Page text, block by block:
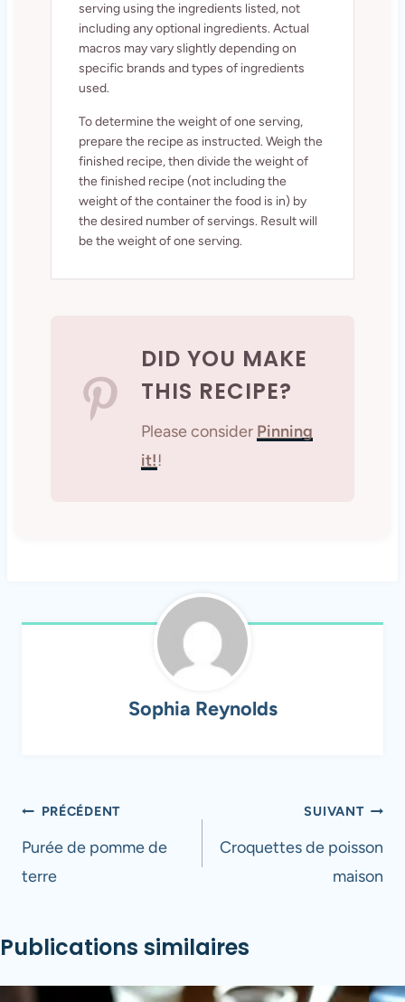
serving using the ingredients listed, not
including any optional ingredients. Actual
macros may vary slightly depending on
specific brands and types of ingredients
used.
To determine the weight of one serving,
prepare the recipe as instructed. Weigh the
finished recipe, then divide the weight of
the finished recipe (not including the
weight of the container the food is in) by
the desired number of servings. Result will
be the weight of one serving.
DID YOU MAKE
THIS RECIPE?
Please consider Pinning
it!!
Sophia Reynolds
Navigation
de
l’article
PRÉCÉDENT
Purée de pomme de
terre
SUIVANT
Croquettes de poisson
maison
Publications similaires